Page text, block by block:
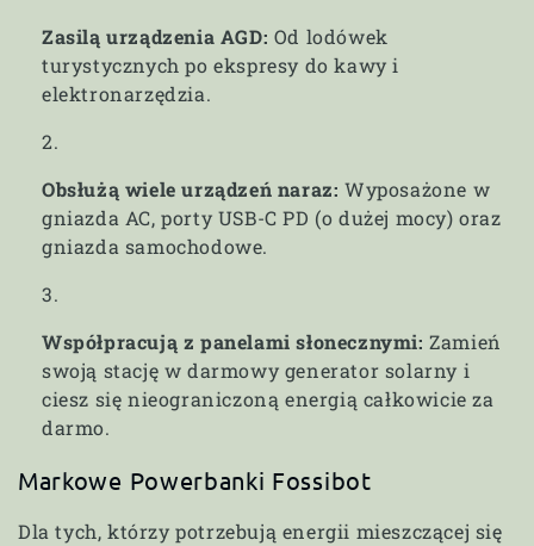
Zasilą urządzenia AGD: Od lodówek
turystycznych po ekspresy do kawy i
elektronarzędzia.
Obsłużą wiele urządzeń naraz: Wyposażone w
gniazda AC, porty USB-C PD (o dużej mocy) oraz
gniazda samochodowe.
Współpracują z panelami słonecznymi: Zamień
swoją stację w darmowy generator solarny i
ciesz się nieograniczoną energią całkowicie za
darmo.
Markowe Powerbanki Fossibot
Dla tych, którzy potrzebują energii mieszczącej się